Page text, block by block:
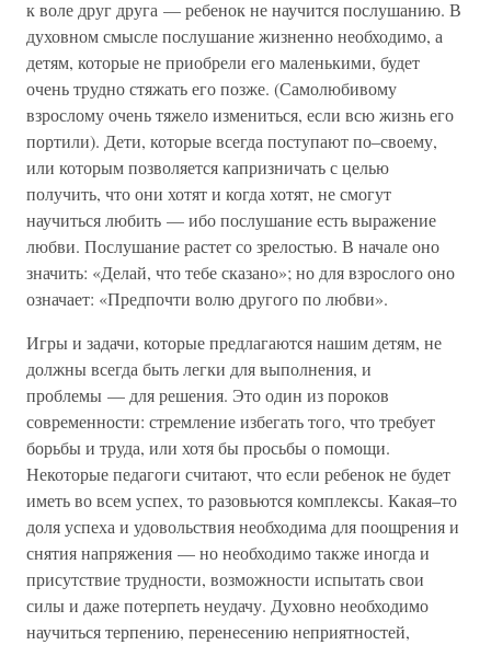
к воле друг друга — ребенок не научится послушанию. В
духовном смысле послушание жизненно необходимо, а
детям, которые не приобрели его маленькими, будет
очень трудно стяжать его позже. (Самолюбивому
взрослому очень тяжело измениться, если всю жизнь его
портили). Дети, которые всегда поступают по–своему,
или которым позволяется капризничать с целью
получить, что они хотят и когда хотят, не смогут
научиться любить — ибо послушание есть выражение
любви. Послушание растет со зрелостью. В начале оно
значить: «Делай, что тебе сказано»; но для взрослого оно
означает: «Предпочти волю другого по любви».
Игры и задачи, которые предлагаются нашим детям, не
должны всегда быть легки для выполнения, и
проблемы — для решения. Это один из пороков
современности: стремление избегать того, что требует
борьбы и труда, или хотя бы просьбы о помощи.
Некоторые педагоги считают, что если ребенок не будет
иметь во всем успех, то разовьются комплексы. Какая–то
доля успеха и удовольствия необходима для поощрения и
снятия напряжения — но необходимо также иногда и
присутствие трудности, возможности испытать свои
силы и даже потерпеть неудачу. Духовно необходимо
научиться терпению, перенесению неприятностей,